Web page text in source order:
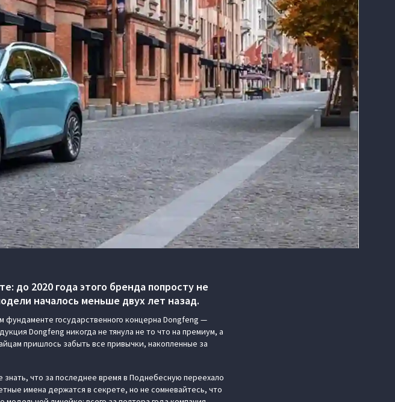
до 2020 года этого бренда попросту не
началось меньше двух лет назад.
фундаменте государственного концерна Dongfeng —
Dongfeng никогда не тянула не то что на премиум, а
пришлось забыть все привычки, накопленные за
что за последнее время в Поднебесную переехало
имена держатся в секрете, но не сомневайтесь, что